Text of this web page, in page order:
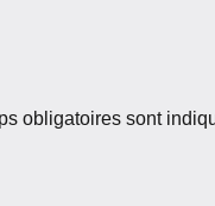
obligatoires sont